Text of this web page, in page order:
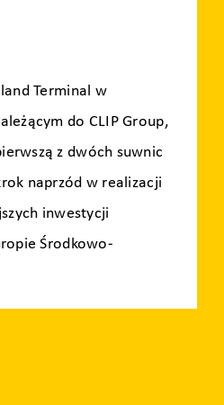
Terminal w
do CLIP Group,
z dwóch suwnic
naprzód w realizacji
inwestycji
Środkowo-